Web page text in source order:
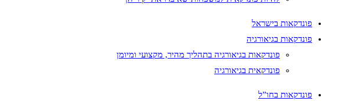
פונדקאות בישראל
פונדקאות בגיאורגיה
פונדקאות בגיאורגיה בתהליך מהיר, מקצועי ומיומן
פונדקאית בגיאורגיה
פונדקאות בחו”ל